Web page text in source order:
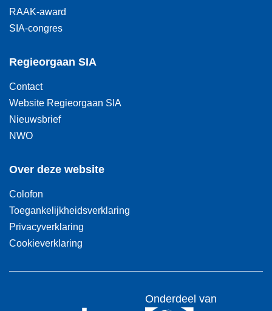
RAAK-award
SIA-congres
Regieorgaan SIA
Contact
Website Regieorgaan SIA
Nieuwsbrief
NWO
Over deze website
Colofon
Toegankelijkheidsverklaring
Privacyverklaring
Cookieverklaring
Onderdeel van